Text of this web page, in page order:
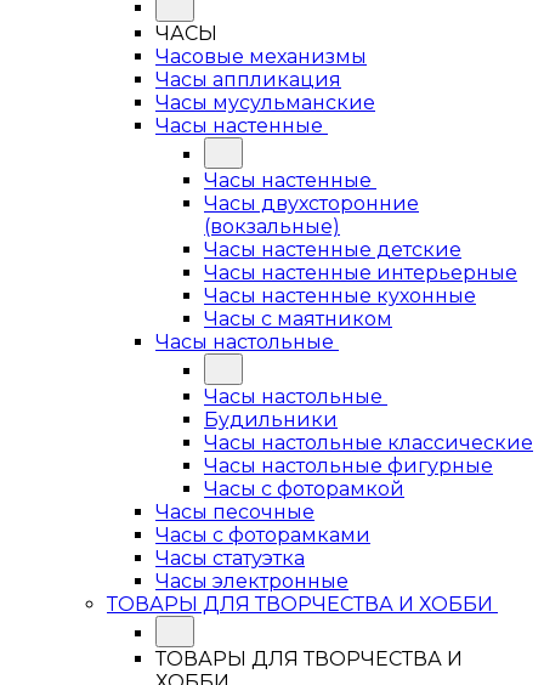
ЧАСЫ
Часовые механизмы
Часы аппликация
Часы мусульманские
Часы настенные
Часы настенные
Часы двухсторонние
(вокзальные)
Часы настенные детские
Часы настенные интерьерные
Часы настенные кухонные
Часы с маятником
Часы настольные
Часы настольные
Будильники
Часы настольные классические
Часы настольные фигурные
Часы с фоторамкой
Часы песочные
Часы с фоторамками
Часы статуэтка
Часы электронные
ТОВАРЫ ДЛЯ ТВОРЧЕСТВА И ХОББИ
ТОВАРЫ ДЛЯ ТВОРЧЕСТВА И